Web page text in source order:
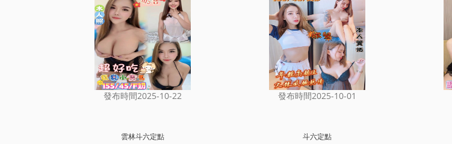
發布時間2025-10-22 發布時間2025-10-01
雲林斗六定點 斗六定點